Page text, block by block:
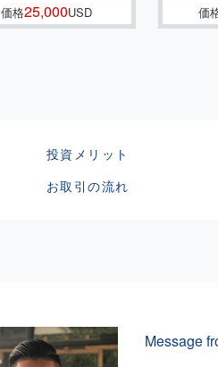
価格25,000USD
価
投資メリット
お取引の流れ
Message